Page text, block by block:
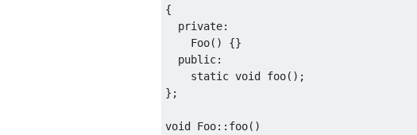
{
private:
Foo()
{}
public:
static void foo();
};
void Foo:: foo()